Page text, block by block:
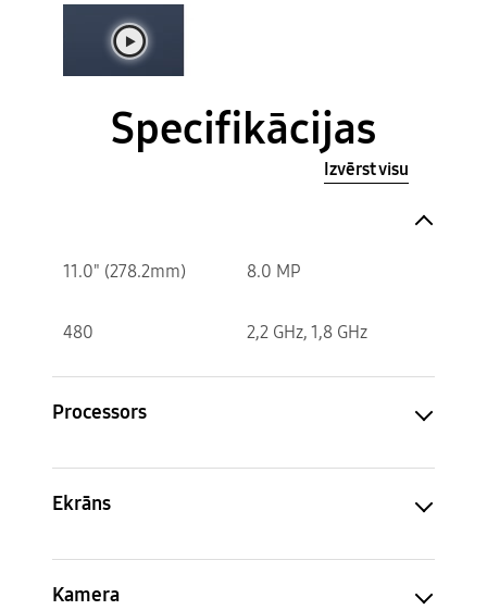
Specifikācijas
Izvērst visu
11.0" (278.2mm) 8.0 MP
480 2,2 GHz, 1,8 GHz
Processors
Ekrāns
Kamera